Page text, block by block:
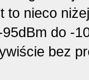
to nieco
do -
bez